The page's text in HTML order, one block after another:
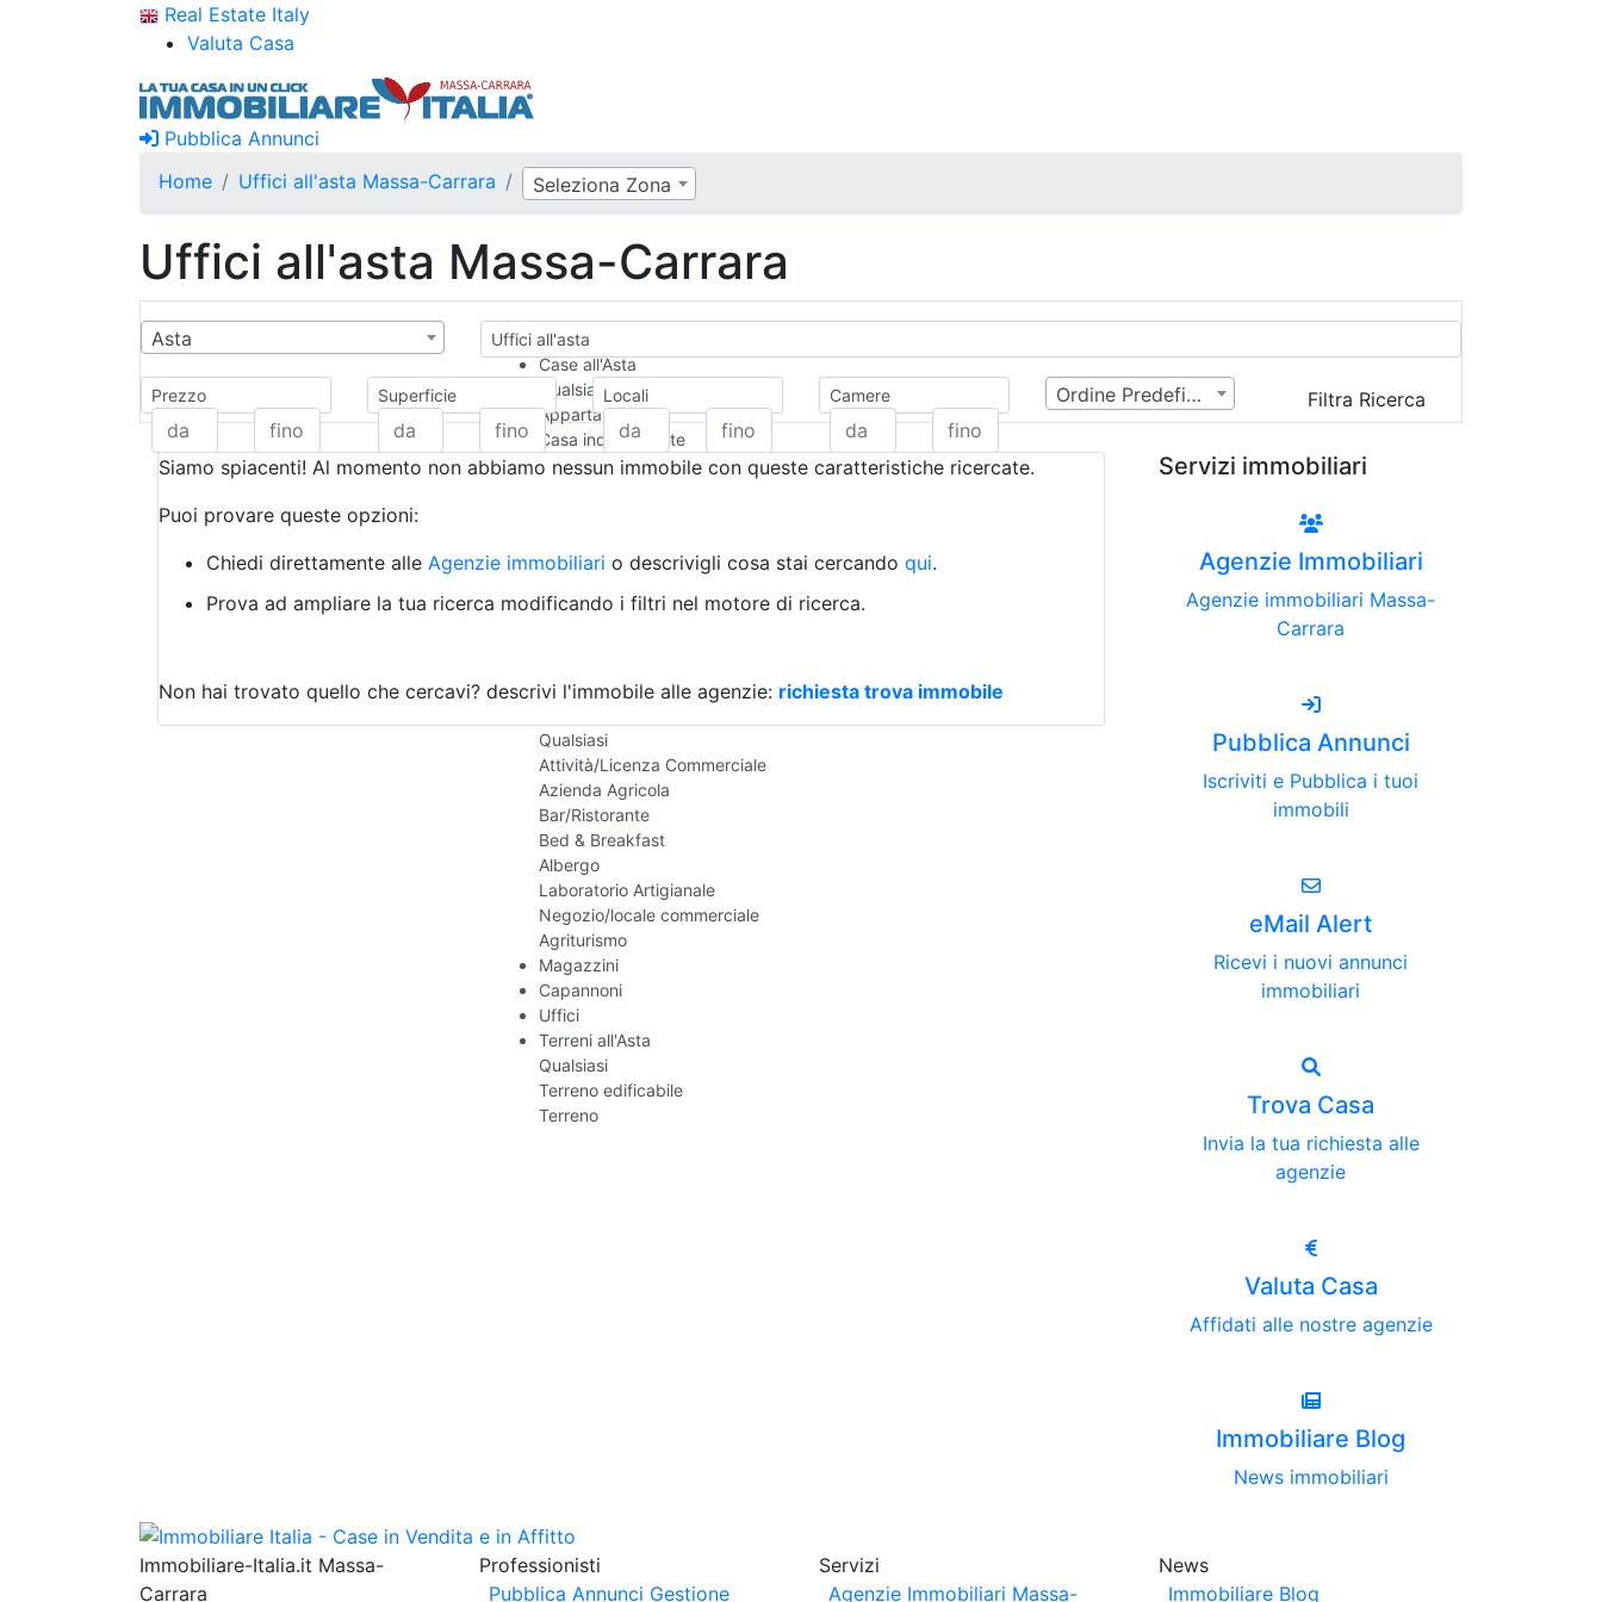
Real Estate Italy
Valuta Casa
Pubblica Annunci
Home
Uffici all'asta Massa-Carrara Seleziona Zona
Uffici all'asta Massa-Carrara
Asta
Uffici all'asta
Case all'Asta
Qualsiasi
Appartamento
Casa indipendente
Casa Semi-indipendente
Rustico/Casale
Camera d'Albergo
Box/Garage
Qualsiasi
Attività/Licenza Commerciale
Azienda Agricola
Bar/Ristorante
Bed & Breakfast
Albergo
Laboratorio Artigianale
Negozio/locale commerciale
Agriturismo
Magazzini
Capannoni
Uffici
Terreni all'Asta
Qualsiasi
Terreno edificabile
Terreno
Prezzo Superficie Locali Camere Ordine Predefinito Filtra Ricerca
Siamo spiacenti! Al momento non abbiamo nessun immobile con queste caratteristiche ricercate.
Puoi provare queste opzioni:
Chiedi direttamente alle Agenzie immobiliari o descrivigli cosa stai cercando qui.
Prova ad ampliare la tua ricerca modificando i filtri nel motore di ricerca.
Non hai trovato quello che cercavi? descrivi l'immobile alle agenzie: richiesta trova immobile
Servizi immobiliari
Agenzie Immobiliari
Agenzie immobiliari Massa-
Carrara
Pubblica Annunci
Iscriviti e Pubblica i tuoi
immobili
eMail Alert
Ricevi i nuovi annunci
immobiliari
Trova Casa
Invia la tua richiesta alle
agenzie
Valuta Casa
Affidati alle nostre agenzie
Immobiliare Blog
News immobiliari
Immobiliare-Italia.it Massa-
Carrara
Professionisti
Pubblica Annunci Gestione
Servizi
Agenzie Immobiliari Massa-
News
Immobiliare Blog